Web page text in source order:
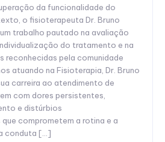
da funcionalidade do
o fisioterapeuta Dr. Bruno
trabalho pautado na avaliação
do tratamento e na
reconhecidas pela comunidade
atuando na Fisioterapia, Dr. Bruno
carreira ao atendimento de
com dores persistentes,
e distúrbios
comprometem a rotina e a
conduta […]